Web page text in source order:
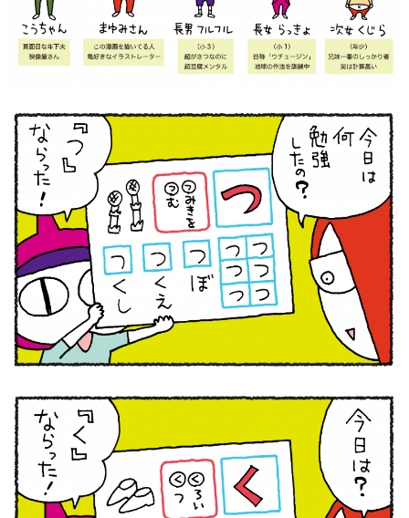
「こそだてまっぷ」とは
サイトのご利⽤にあたって
個⼈情報について
お問い合わせ